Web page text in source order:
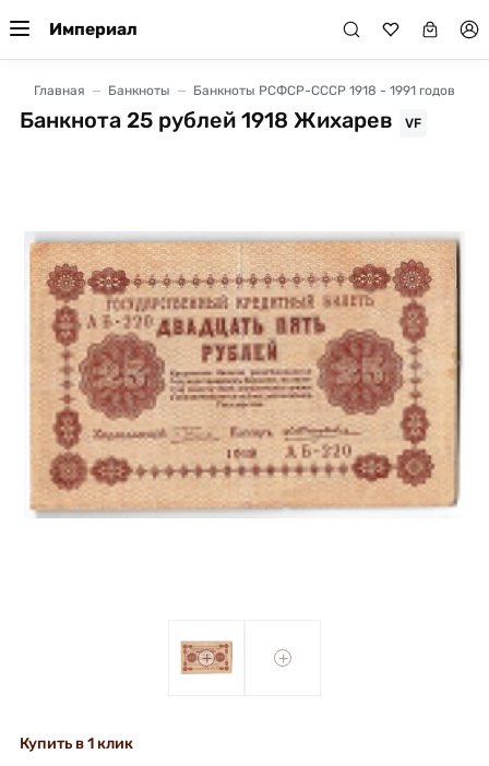
Империал
Главная Банкноты Банкноты РСФСР-СССР 1918 - 1991 годов
Банкнота 25 рублей 1918 Жихарев VF
+ +
Купить в 1 клик